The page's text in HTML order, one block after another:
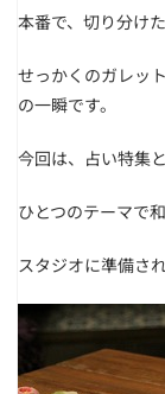
本番で、切り分け
せっかくのガレッ
の一瞬です。
今回は、占い特集
ひとつのテーマで
スタジオに準備さ